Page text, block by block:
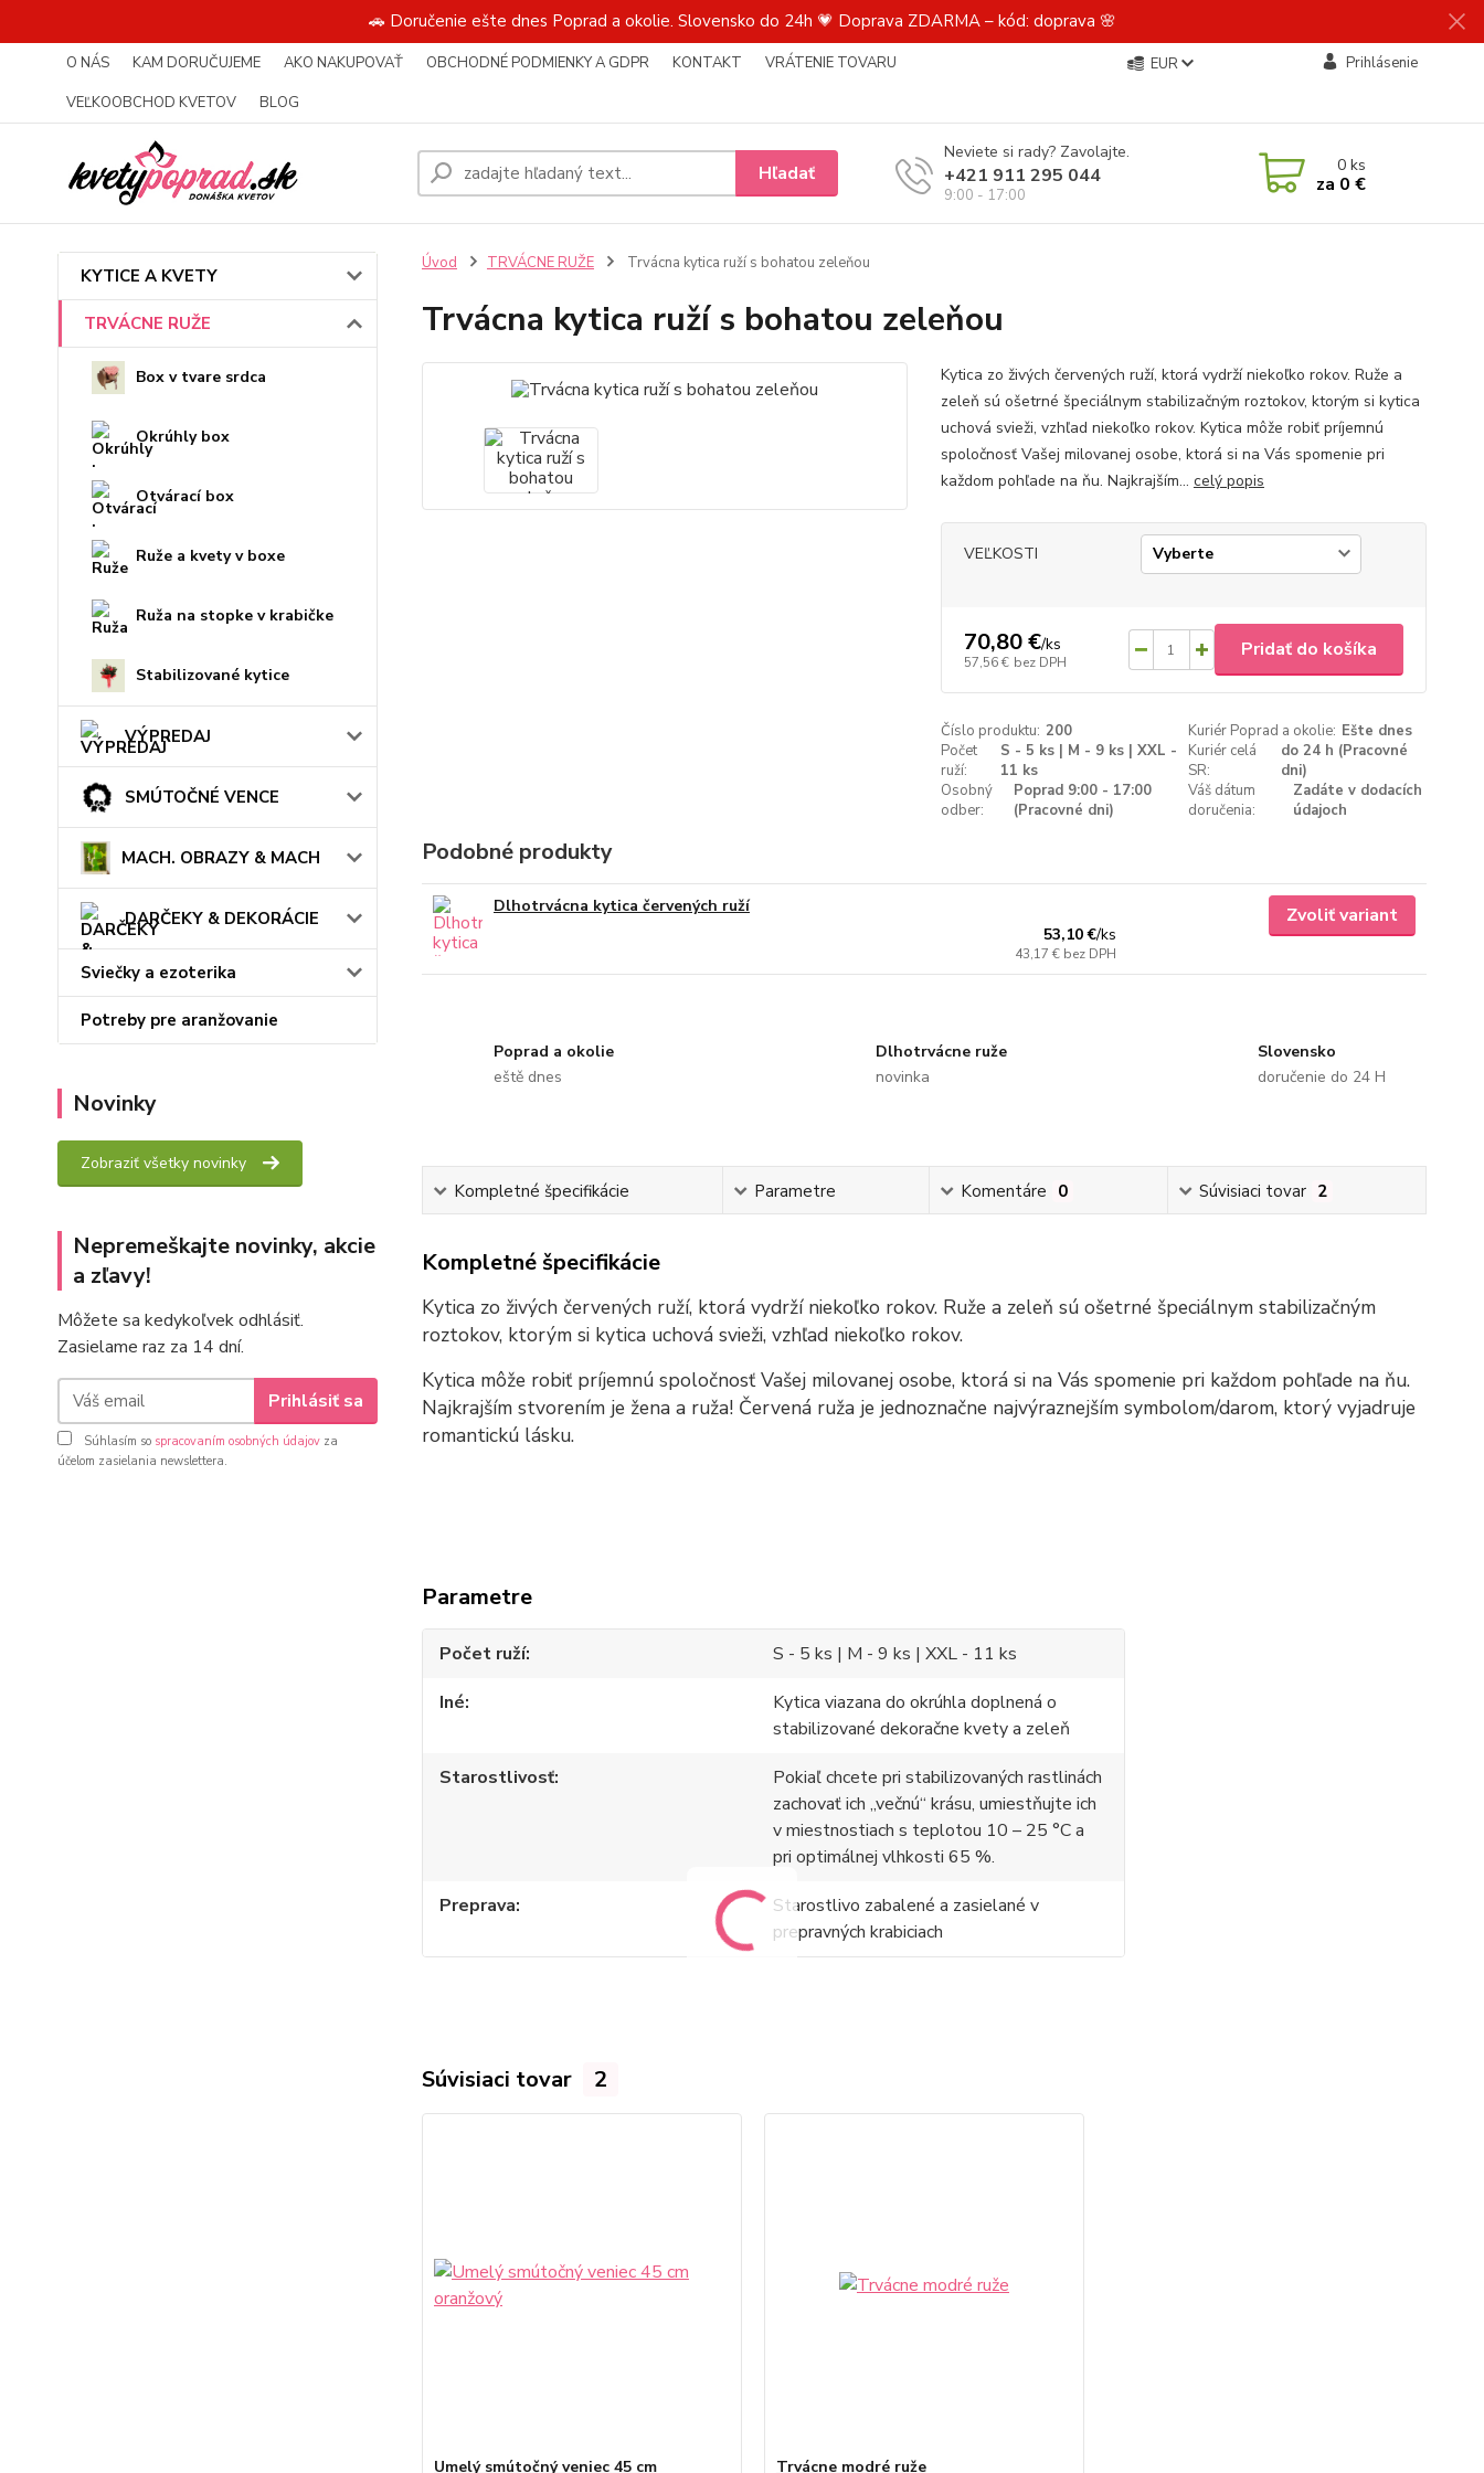
🚗 Doručenie ešte dnes Poprad a okolie. Slovensko do 24h 💗 Doprava ZDARMA – kód: doprava 🌸
O NÁS KAM DORUČUJEME AKO NAKUPOVAŤ OBCHODNÉ PODMIENKY A GDPR KONTAKT
VRÁTENIE TOVARU
VEĽKOOBCHOD KVETOV
BLOG
EUR Prihlásenie
Hľadať
Neviete si rady? Zavolajte.
+421 911 295 044
9:00 - 17:00
0ks
za 0 €
KYTICE A KVETY
TRVÁCNE RUŽE
Box v tvare srdca
Okrúhly box
Otvárací box
Ruže a kvety v boxe
Ruža na stopke v krabičke
Stabilizované kytice
VÝPREDAJ
SMÚTOČNÉ VENCE
MACH. OBRAZY & MACH
DARČEKY & DEKORÁCIE
Sviečky a ezoterika
Potreby pre aranžovanie
Novinky
Zobraziť všetky novinky
Nepremeškajte novinky, akcie
a zľavy!
Môžete sa kedykoľvek odhlásiť.
Zasielame raz za 14 dní.
Prihlásiť sa
Súhlasím so spracovaním osobných údajov za
účelom zasielania newslettera.
Úvod TRVÁCNE RUŽE Trvácna kytica ruží s bohatou zeleňou
Trvácna kytica ruží s bohatou zeleňou
Kytica zo živých červených ruží, ktorá vydrží niekoľko rokov. Ruže a
zeleň sú ošetrné špeciálnym stabilizačným roztokov, ktorým si kytica
uchová svieži, vzhľad niekoľko rokov. Kytica môže robiť príjemnú
spoločnosť Vašej milovanej osobe, ktorá si na Vás spomenie pri
každom pohľade na ňu. Najkrajším... celý popis
VEĽKOSTI
70,80 €/ks
57,56 € bez DPH
Pridať do košíka
Číslo produktu: 200 Kuriér Poprad a okolie: Ešte dnes
Počet
ruží:
S - 5 ks | M - 9 ks | XXL -
11 ks
Kuriér celá
SR:
do 24 h (Pracovné
dni)
Osobný
odber:
Poprad 9:00 - 17:00
(Pracovné dni)
Váš dátum
doručenia:
Zadáte v dodacích
údajoch
Podobné produkty
Dlhotrvácna kytica červených ruží
53,10 €/ks
43,17 € bez DPH
Zvoliť variant
Poprad a okolie
eště dnes
Dlhotrvácne ruže
novinka
Slovensko
doručenie do 24 H
Kompletné špecifikácie Parametre Komentáre 0 Súvisiaci tovar 2
Kompletné špecifikácie
Kytica zo živých červených ruží, ktorá vydrží niekoľko rokov. Ruže a zeleň sú ošetrné špeciálnym stabilizačným
roztokov, ktorým si kytica uchová svieži, vzhľad niekoľko rokov.
Kytica môže robiť príjemnú spoločnosť Vašej milovanej osobe, ktorá si na Vás spomenie pri každom pohľade na ňu.
Najkrajším stvorením je žena a ruža! Červená ruža je jednoznačne najvýraznejším symbolom/darom, ktorý vyjadruje
romantickú lásku.
Parametre
Počet ruží
S - 5 ks | M - 9 ks | XXL - 11 ks
Iné
Kytica viazana do okrúhla doplnená o
stabilizované dekoračne kvety a zeleň
Starostlivosť
Pokiaľ chcete pri stabilizovaných rastlinách
zachovať ich „večnú“ krásu, umiestňujte ich
v miestnostiach s teplotou 10 – 25 °C a
pri optimálnej vlhkosti 65 %.
Preprava
Starostlivo zabalené a zasielané v
prepravných krabiciach
Súvisiaci tovar 2
Umelý smútočný veniec 45 cm
Trvácne modré ruže